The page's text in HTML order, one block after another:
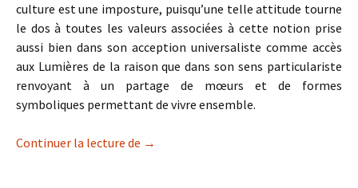
culture est une imposture, puisqu’une telle attitude tourne
le dos à toutes les valeurs associées à cette notion prise
aussi bien dans son acception universaliste comme accès
aux Lumières de la raison que dans son sens particulariste
renvoyant à un partage de mœurs et de formes
symboliques permettant de vivre ensemble.
Continuer la lecture de « Cancel culture » ou barbarie ?
→